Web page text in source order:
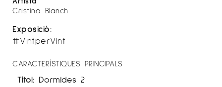
Cristina Blanch
Exposició:
#VintperVint
CARACTERÍSTIQUES PRINCIPALS
Títol: Dormides 2